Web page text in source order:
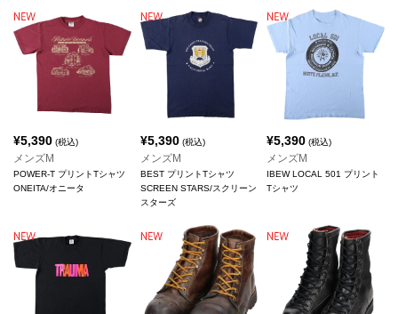
¥5,390 (税込)
メンズM
POWER-T プリントTシャツ
ONEITA/オニータ
¥5,390(税込)
メンズM
BEST プリントTシャツ
SCREEN STARS/スクリーン
スターズ
¥5,390 (税込)
メンズM
IBEW LOCAL 501 プリント
Tシャツ